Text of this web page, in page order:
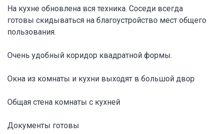
На кухне обновлена вся техника. Соседи всегда
готовы скидываться на благоустройство мест общего
пользования.
Очень удобный коридор квадратной формы.
Окна из комнаты и кухни выходят в большой двор
Общая стена комнаты с кухней
Документы готовы